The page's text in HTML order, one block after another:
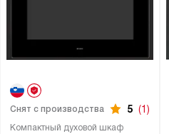
Компактный духовой шкаф
Снят с производства 5 (1)